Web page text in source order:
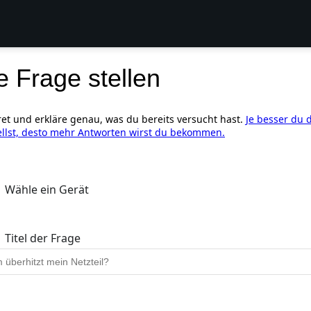
Frage stellen
und erkläre genau, was du bereits versucht hast. Je besser du
desto mehr Antworten wirst du bekommen.
Wähle ein Gerät
Titel der Frage